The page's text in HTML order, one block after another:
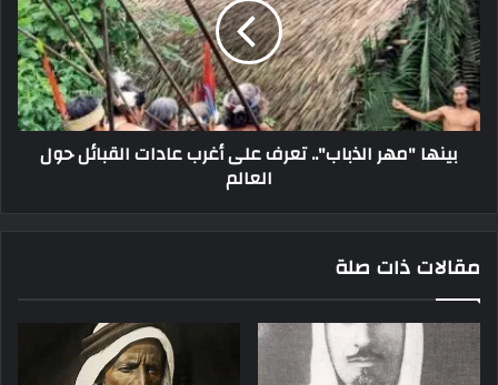
بينها "مهر الذباب".. تعرف على أغرب عادات القبائل حول
العالم
مقالات ذات صلة